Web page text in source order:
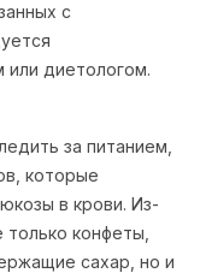
с
или диетологом.
за питанием,
которые
в крови. Из-
конфеты,
сахар, но и